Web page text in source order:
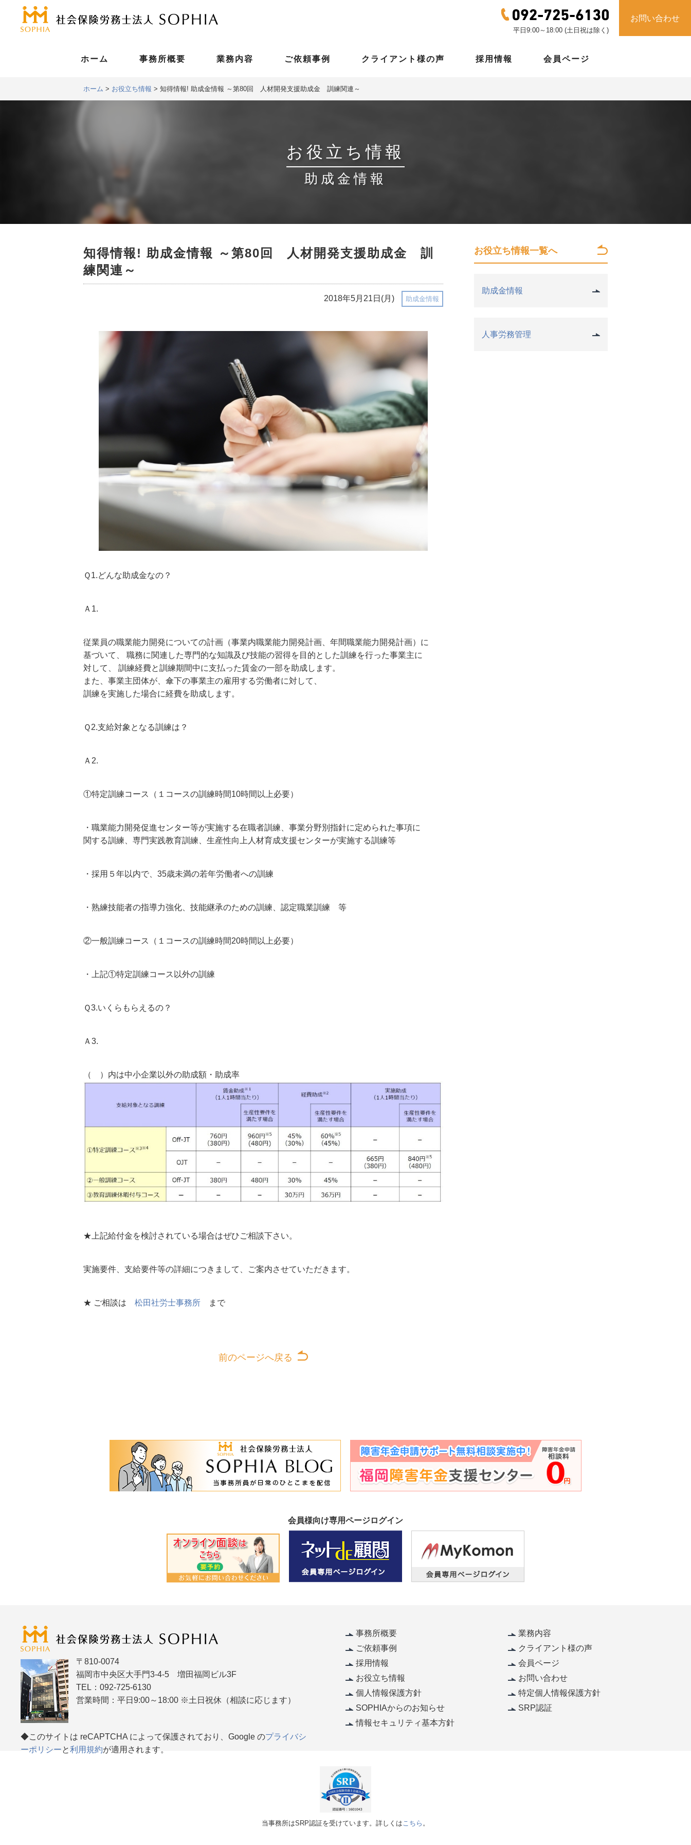
平日9:00～18:00 (土日祝は除く)
お問い合わせ
ホーム 事務所概要 業務内容 ご依頼事例 クライアント様の声 採用情報 会員ページ
ホーム > お役立ち情報 > 知得情報! 助成金情報 ～第80回 人材開発支援助成金 訓練関連～
お役立ち情報
助成金情報
知得情報! 助成金情報 ～第80回 人材開発支援助成金 訓
練関連～
2018年5月21日(月) 助成金情報
Ｑ1.どんな助成金なの？
Ａ1.
従業員の職業能力開発についての計画（事業内職業能力開発計画、年間職業能力開発計画）に
基づいて、 職務に関連した専門的な知識及び技能の習得を目的とした訓練を行った事業主に
対して、 訓練経費と訓練期間中に支払った賃金の一部を助成します。
また、事業主団体が、傘下の事業主の雇用する労働者に対して、
訓練を実施した場合に経費を助成します。
Ｑ2.支給対象となる訓練は？
Ａ2.
①特定訓練コース（１コースの訓練時間10時間以上必要）
・職業能力開発促進センター等が実施する在職者訓練、事業分野別指針に定められた事項に
関する訓練、専門実践教育訓練、生産性向上人材育成支援センターが実施する訓練等
・採用５年以内で、35歳未満の若年労働者への訓練
・熟練技能者の指導力強化、技能継承のための訓練、認定職業訓練 等
②一般訓練コース（１コースの訓練時間20時間以上必要）
・上記①特定訓練コース以外の訓練
Ｑ3.いくらもらえるの？
Ａ3.
（ ）内は中小企業以外の助成額・助成率
★上記給付金を検討されている場合はぜひご相談下さい。
実施要件、支給要件等の詳細につきまして、ご案内させていただきます。
★ ご相談は 松田社労士事務所 まで
前のページへ戻る
お役立ち情報一覧へ
助成金情報
人事労務管理
会員様向け専用ページログイン
〒810-0074
福岡市中央区大手門3-4-5 増田福岡ビル3F
TEL：092-725-6130
営業時間：平日9:00～18:00 ※土日祝休（相談に応じます）
事務所概要
業務内容
ご依頼事例
クライアント様の声
採用情報
会員ページ
お役立ち情報
お問い合わせ
個人情報保護方針
特定個人情報保護方針
SOPHIAからのお知らせ
SRP認証
情報セキュリティ基本方針
◆このサイトは reCAPTCHA によって保護されており、Google のプライバシ
ーポリシーと利用規約が適用されます。
当事務所はSRP認証を受けています。詳しくはこちら 。